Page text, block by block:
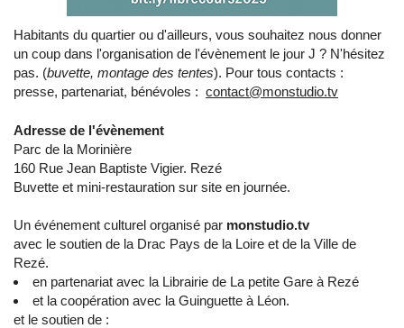
Habitants du quartier ou d'ailleurs, vous souhaitez nous donner
un coup dans l'organisation de l'évènement le jour J ? N'hésitez
pas. (buvette, montage des tentes). Pour tous contacts :
presse, partenariat, bénévoles : contact@monstudio.tv
Adresse de l'évènement
Parc de la Morinière
160 Rue Jean Baptiste Vigier. Rezé
Buvette et mini-restauration sur site en journée.
Un événement culturel organisé par monstudio.tv
avec le soutien de la Drac Pays de la Loire et de la Ville de
Rezé.
en partenariat avec la Librairie de La petite Gare à Rezé
et la coopération avec la Guinguette à Léon.
et le soutien de :